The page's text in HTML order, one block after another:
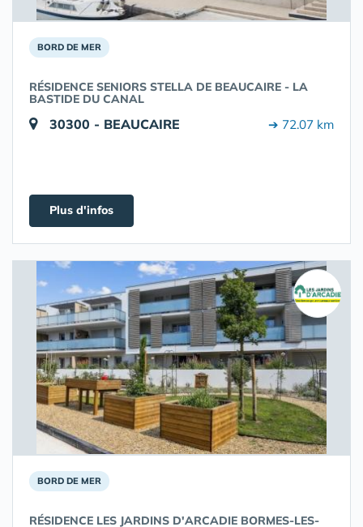
BORD DE MER
RÉSIDENCE SENIORS STELLA DE BEAUCAIRE - LA
BASTIDE DU CANAL
30300 - BEAUCAIRE ➔ 72.07 km
Plus d'infos
BORD DE MER
RÉSIDENCE LES JARDINS D'ARCADIE BORMES-LES-